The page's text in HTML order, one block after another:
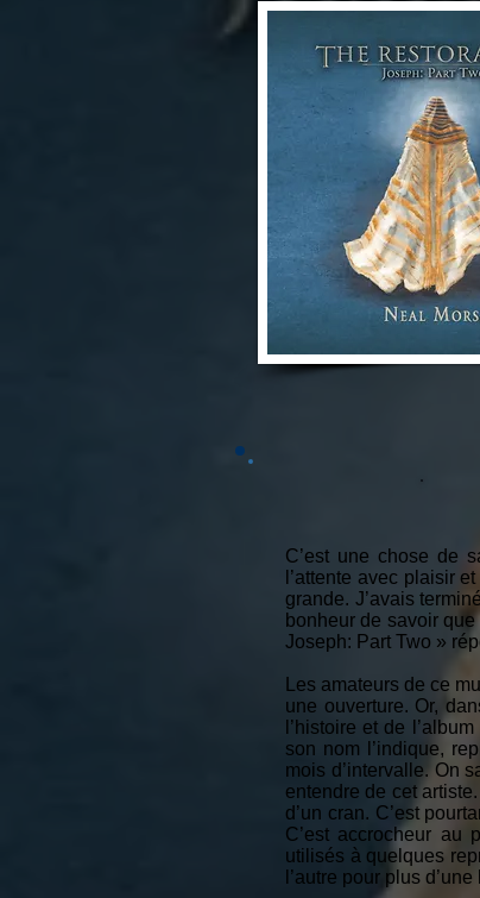
C’est une chose de
l’attente avec plaisir
grande. J’avais
bonheur de savoir
Joseph: Part Two »
Les amateurs de ce
une ouverture. Or,
l’histoire et de
son nom l’indique,
mois d’intervalle. On
entendre de cet
d’un cran. C’est
C’est accrocheur au
utilisés à quelques
l’autre pour plus d’une